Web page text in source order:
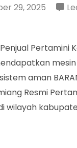
29, 2025
Pertamini
aman
Resmi
wilayah